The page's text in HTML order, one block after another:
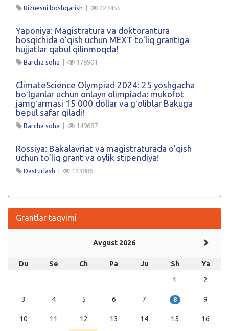
Biznesni boshqarish | 227455
Yaponiya: Magistratura va doktorantura
bosqichida oʻqish uchun MEXT toʻliq grantiga
hujjatlar qabul qilinmoqda!
Barcha soha | 178901
ClimateScience Olympiad 2024: 25 yoshgacha
boʻlganlar uchun onlayn olimpiada: mukofot
jamgʻarmasi 15 000 dollar va gʻoliblar Bakuga
bepul safar qiladi!
Barcha soha | 149687
Rossiya: Bakalavriat va magistraturada o’qish
uchun to’liq grant va oylik stipendiya!
Dasturlash | 143886
Grantlar taqvimi
Avgust 2026
Du Se Ch Pa Ju Sh
Ya
1
2
3 4 5 6 7 8 9
10 11 12 13 14 15 16